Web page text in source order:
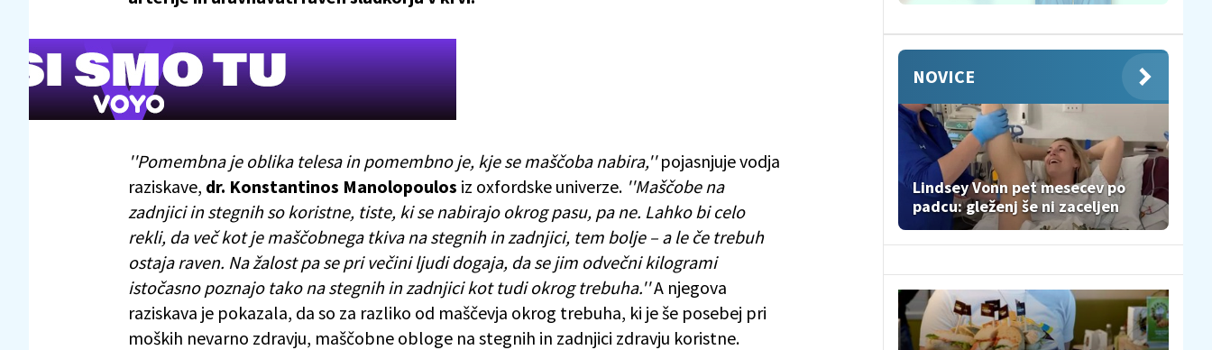
''Pomembna je oblika telesa in pomembno je, kje se maščoba nabira,''pojasnjuje vodja
raziskave, dr. Konstantinos Manolopoulos iz oxfordske univerze. ''Maščobe na
zadnjici in stegnih so koristne, tiste, ki se nabirajo okrog pasu, pa ne. Lahko bi celo
rekli, da več kot je maščobnega tkiva na stegnih in zadnjici, tem bolje – a le če trebuh
ostaja raven. Na žalost pa se pri večini ljudi dogaja, da se jim odvečni kilogrami
istočasno poznajo tako na stegnih in zadnjici kot tudi okrog trebuha.''A njegova
raziskava je pokazala, da so za razliko od maščevja okrog trebuha, ki je še posebej pri
moških nevarno zdravju, maščobne obloge na stegnih in zadnjici zdravju koristne.
NOVICE
Lindsey Vonn pet mesecev po
padcu: gleženj še ni zaceljen